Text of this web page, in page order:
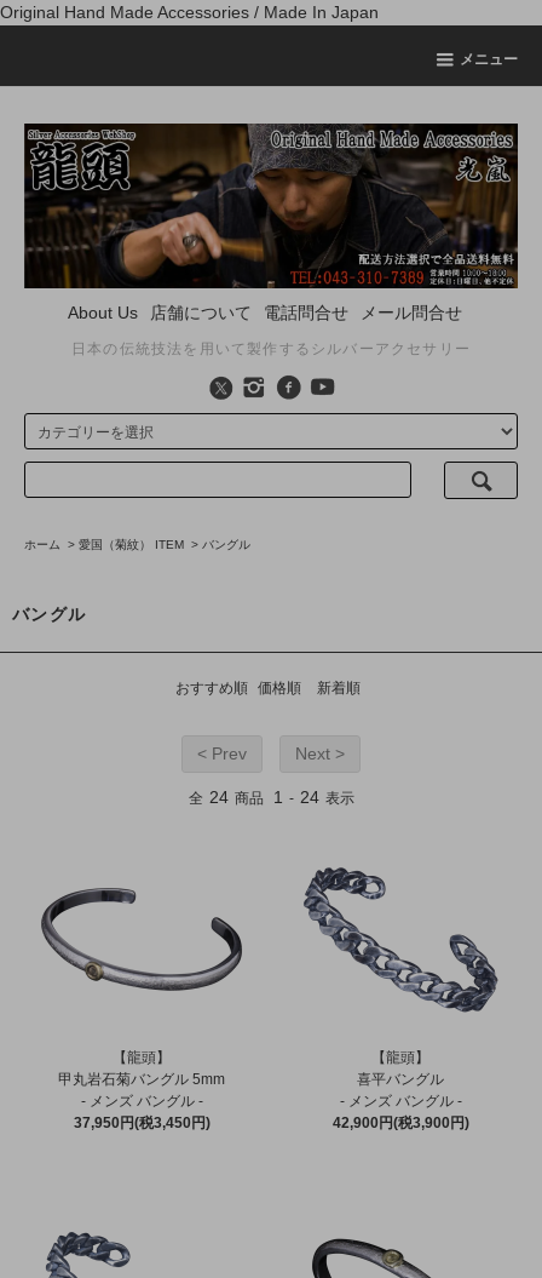
Original Hand Made Accessories / Made In Japan
メニュー
About Us 店舗について 電話問合せ メール問合せ
日本の伝統技法を用いて製作するシルバーアクセサリー
ホーム > 愛国（菊紋） ITEM > バングル
バングル
おすすめ順 価格順 新着順
< Prev Next >
全 24 商品 1 - 24 表示
【龍頭】
甲丸岩石菊バングル 5mm
- メンズ バングル -
37,950円(税3,450円)
【龍頭】
喜平バングル
- メンズ バングル -
42,900円(税3,900円)